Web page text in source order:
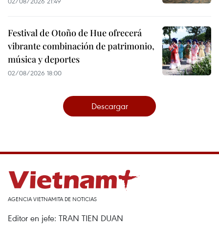
Festival de Otoño de Hue ofrecerá
vibrante combinación de patrimonio,
música y deportes
02/08/2026 18:00
Descargar
AGENCIA VIETNAMITA DE NOTICIAS
Editor en jefe: TRAN TIEN DUAN